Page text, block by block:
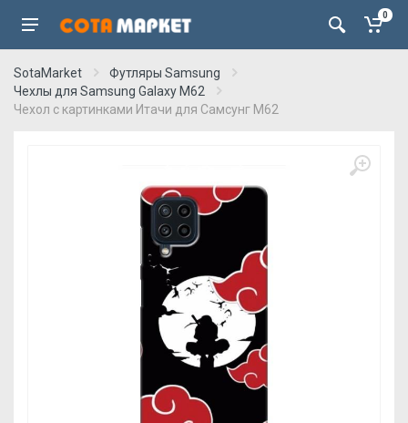
0
SotaMarket
Футляры Samsung
Чехлы для Samsung Galaxy M62
Чехол с картинками Итачи для Самсунг М62